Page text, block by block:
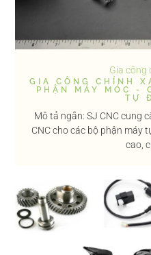
Gia công
GIA CÔNG CHÍNH
PHẬN MÁY MÓC -
TỰ
Mô tả ngắn: SJ CNC cung
CNC cho các bộ phận máy
cao,